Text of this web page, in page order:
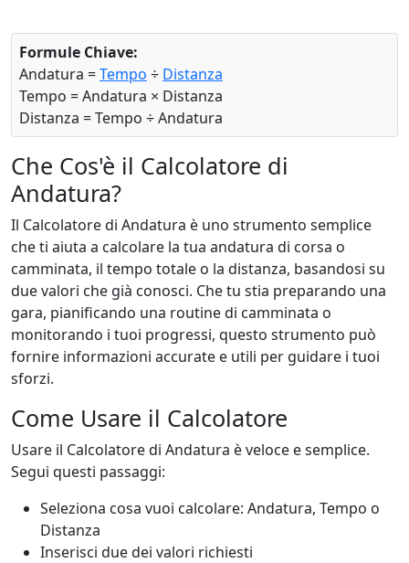
Formule Chiave:
Andatura =Tempo ÷ Distanza
Tempo = Andatura × Distanza
Distanza = Tempo ÷ Andatura
Che Cos'è il Calcolatore di
Andatura?
Il Calcolatore di Andatura è uno strumento semplice
che ti aiuta a calcolare la tua andatura di corsa o
camminata, il tempo totale o la distanza, basandosi su
due valori che già conosci. Che tu stia preparando una
gara, pianificando una routine di camminata o
monitorando i tuoi progressi, questo strumento può
fornire informazioni accurate e utili per guidare i tuoi
sforzi.
Come Usare il Calcolatore
Usare il Calcolatore di Andatura è veloce e semplice.
Segui questi passaggi:
Seleziona cosa vuoi calcolare: Andatura, Tempo o
Distanza
Inserisci due dei valori richiesti